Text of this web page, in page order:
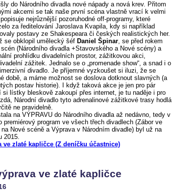
do Národního divadla nové nápady a nová krev. Přitom
akcemi se tak naše první scéna vlastně vrací k velmi
nejrůznější pozoruhodné off-programy, které
za ředitelování Jaroslava Kvapila, kdy si například
postavy ze Shakespeara či českých realistických her.
se obklopil umělecký šéf Daniel Špinar, se před rokem
(Národního divadla +Stavovského a Nové scény) a
prohlídku divadelních prostor, zážitkovou akci,
zážitek. Jednalo se o „promenade show“, a snad i o
divadlo. Je příjemné vyzkoušet si iluzi, že se
době, a máme možnost se doslova dotknout slavných (a
postav historie). I když taková akce je jen pro pár
lístky bleskově zakoupí přes internet, je tu naděje i pro
Národní divadlo tyto adrenalinové zážitkové trasy hodlá
ne pravidelně.
na VÝPRAVU do Národního divadla až nedávno, tedy v
premiérový program ve všech třech divadlech (Zábor ve
Nové scéně a Výprava v Národním divadle) byl už na
2015.
ve zlaté kapličce (Z deníčku účastnice)
ve zlaté kapličce